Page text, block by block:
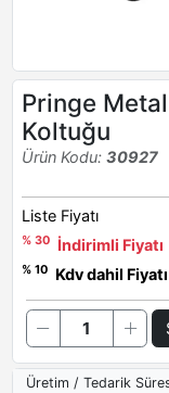
Pringe
Koltuğu
Ürün Kodu: 30927
Liste Fiyatı
% 30
İndirimli Fiyatı
% 10
Kdv dahil Fiyatı
Üretim / Tedarik